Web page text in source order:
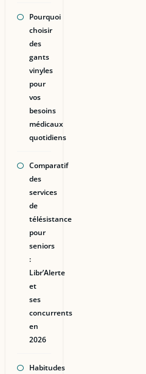
Pourquoi
choisir
des
gants
vinyles
pour
vos
besoins
médicaux
quotidiens
Comparatif
des
services
de
télésistance
pour
seniors
:
Libr’Alerte
et
ses
concurrents
en
2026
Habitudes